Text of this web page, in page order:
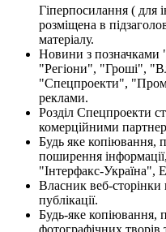
Гіперпосилання ( для
розміщена в
матеріалу.
Новини з позначками
"Регіони", "Гроші",
"Спецпроекти",
реклами.
Розділ Спецпроекти
комерційними
Будь яке копіювання,
поширення
"Інтерфакс-Україна",
Власник веб-сторінки
публікації.
Будь-яке копіювання,
фотографічних творів